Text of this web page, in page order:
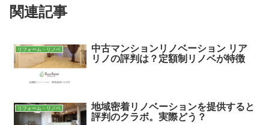
関連記事
リフォーム・リノベ 中古マンションリノベーション リア
リノの評判は？定額制リノベが特徴
リフォーム・リノベ 地域密着リノベーションを提供すると
評判のクラボ。実際どう？